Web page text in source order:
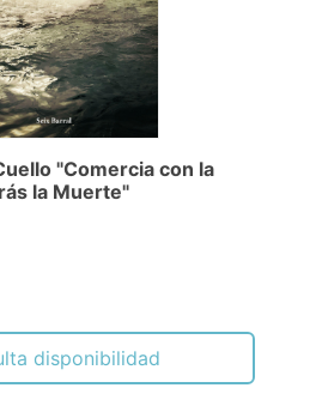
"Comercia con la
la Muerte"
disponibilidad